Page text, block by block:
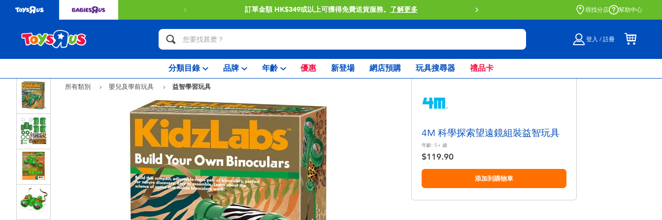
訂單金額 HK$349或以上可獲得免費送貨服務。 了解更多 門店自取服務 網上購買並在店內
尋找分店 幫助中心
登入 / 註冊
分類目錄 品牌 年齡 優惠 新登場 網店預購 玩具搜尋器 禮品卡
所有類別 嬰兒及學前玩具 益智學習玩具
4M 科學探索望遠鏡組裝益智玩具
年齡: 5+ 歲
$119.90
添加到購物車